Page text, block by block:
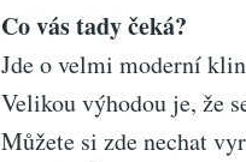
Co vás tady čeká?
Jde o velmi moderní
Velikou výhodou je, že
Můžete si zde nechat